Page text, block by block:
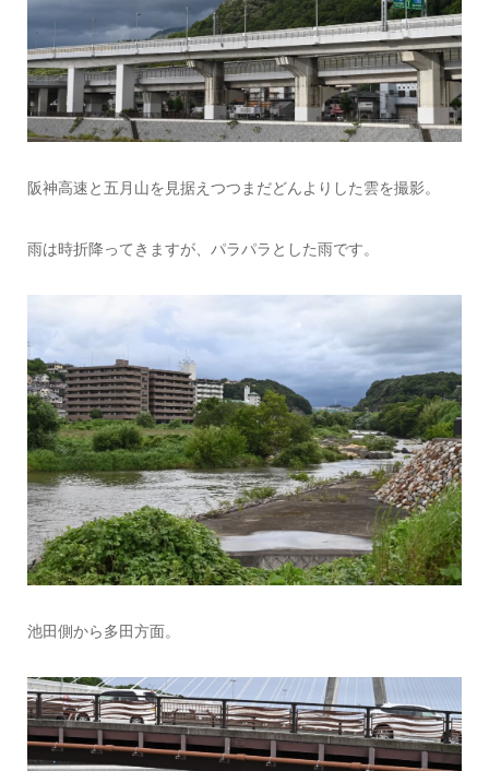
阪神高速と五月山を見据えつつまだどんよりした雲を撮影。
雨は時折降ってきますが、パラパラとした雨です。
池田側から多田方面。